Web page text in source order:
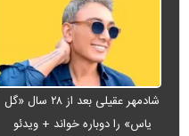
شادمهر عقیلی بعد از ۲۸ سال «گل
یاس» را دوباره خواند + ویدئو